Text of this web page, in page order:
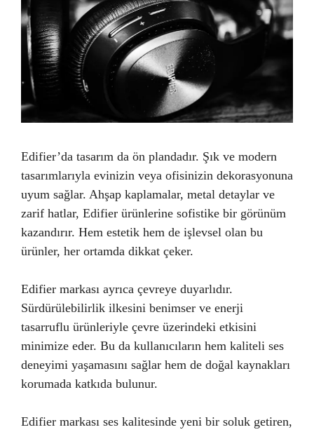
Edifier’da tasarım da ön plandadır. Şık ve modern
tasarımlarıyla evinizin veya ofisinizin dekorasyonuna
uyum sağlar. Ahşap kaplamalar, metal detaylar ve
zarif hatlar, Edifier ürünlerine sofistike bir görünüm
kazandırır. Hem estetik hem de işlevsel olan bu
ürünler, her ortamda dikkat çeker.
Edifier markası ayrıca çevreye duyarlıdır.
Sürdürülebilirlik ilkesini benimser ve enerji
tasarruflu ürünleriyle çevre üzerindeki etkisini
minimize eder. Bu da kullanıcıların hem kaliteli ses
deneyimi yaşamasını sağlar hem de doğal kaynakları
korumada katkıda bulunur.
Edifier markası ses kalitesinde yeni bir soluk getiren,